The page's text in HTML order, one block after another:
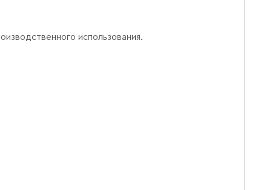
использования.